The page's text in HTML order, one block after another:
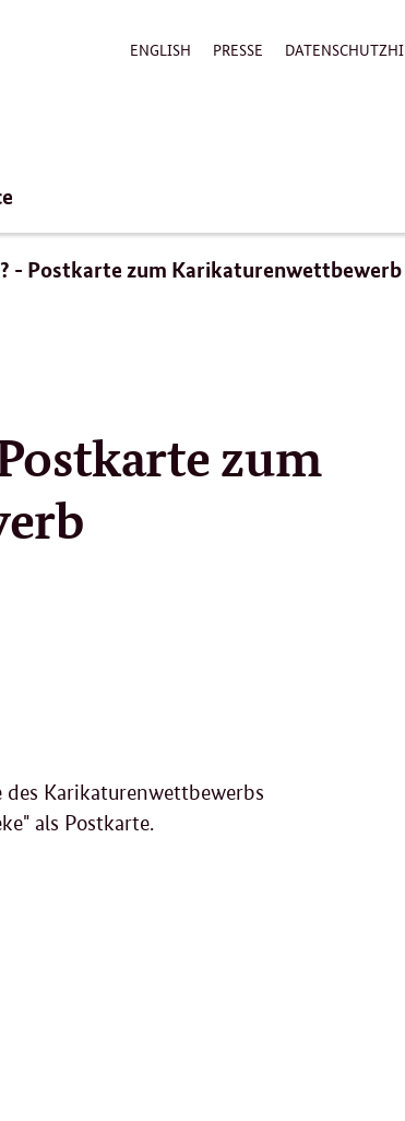
ENGLISH PRESSE
- Postkarte zum Karikaturenwettbewerb
zum
Karikaturenwettbewerbs
als Postkarte.